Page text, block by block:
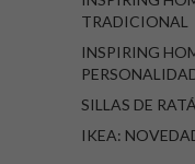
TRADICIONAL
INSPIRING
SILLAS DE
IKEA: